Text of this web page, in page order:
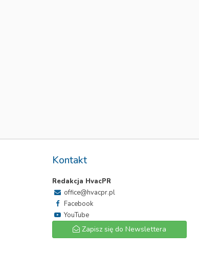
Kontakt
Redakcja HvacPR
office@hvacpr.pl
Facebook
YouTube
Zapisz się do Newslettera